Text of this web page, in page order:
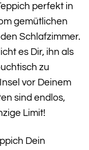
perfekt in
gemütlichen
Schlafzimmer.
es Dir, ihn als
zu
vor Deinem
sind endlos,
Limit!
Dein